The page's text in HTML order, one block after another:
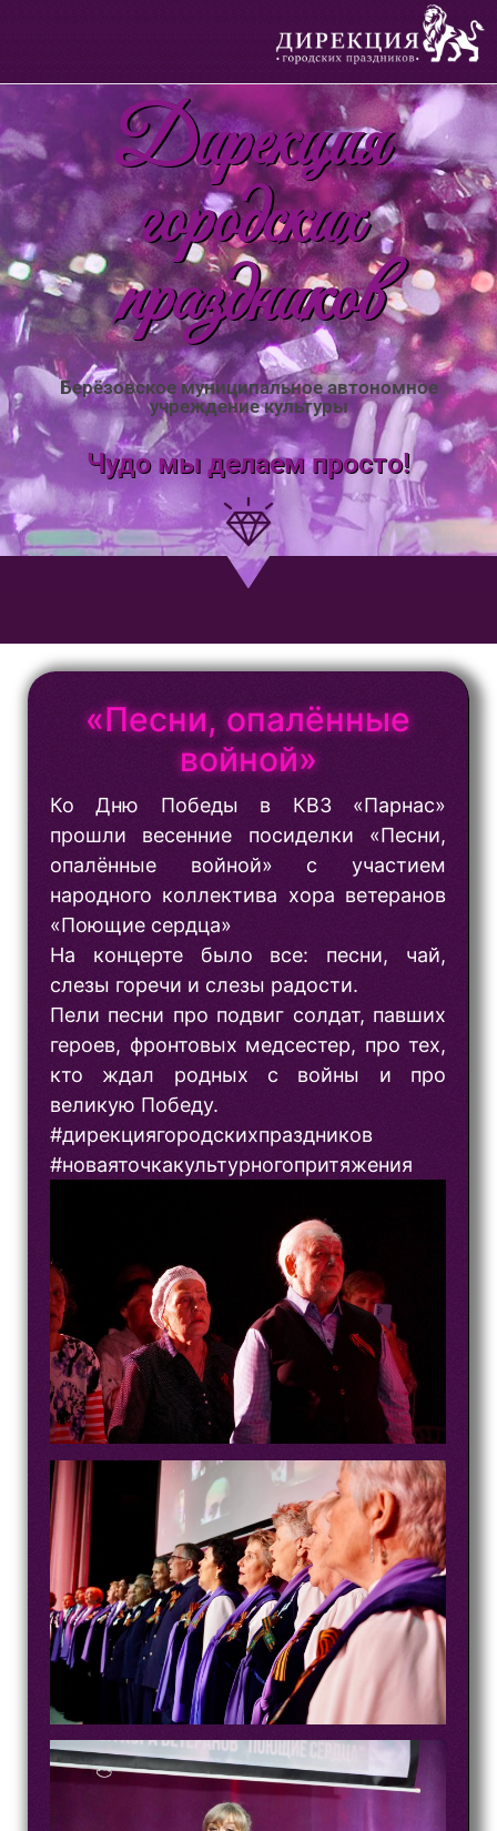
Дирекция
городских
праздников
Берёзовское муниципальное автономное
учреждение культуры
Чудо мы делаем просто!
«Песни, опалённые
войной»
Ко Дню Победы в КВЗ «Парнас»
прошли весенние посиделки «Песни,
опалённые войной» с участием
народного коллектива хора ветеранов
«Поющие сердца»
На концерте было все: песни, чай,
слезы горечи и слезы радости.
Пели песни про подвиг солдат, павших
героев, фронтовых медсестер, про тех,
кто ждал родных с войны и про
великую Победу.
#дирекциягородскихпраздников
#новаяточкакультурногопритяжения